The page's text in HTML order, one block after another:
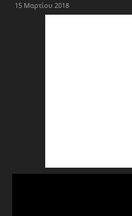
15 Μαρτίου 2018